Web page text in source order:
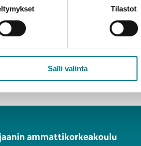
Tilastot
Salli valinta
ammattikorkeakoulu